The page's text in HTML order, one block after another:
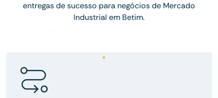
entregas de sucesso para negócios de Mercado
Industrial em Betim.